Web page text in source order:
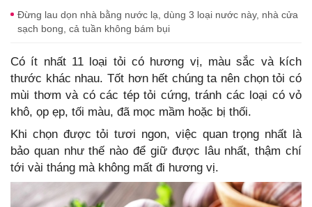
Đừng lau dọn nhà bằng nước lạ, dùng 3 loại nước này, nhà cửa
sạch bong, cả tuần không bám bụi
Có ít nhất 11 loại tỏi có hương vị, màu sắc và kích
thước khác nhau. Tốt hơn hết chúng ta nên chọn tỏi có
mùi thơm và có các tép tỏi cứng, tránh các loại có vỏ
khô, ọp ẹp, tối màu, đã mọc mầm hoặc bị thối.
Khi chọn được tỏi tươi ngon, việc quan trọng nhất là
bảo quan như thế nào để giữ được lâu nhất, thậm chí
tới vài tháng mà không mất đi hương vị.